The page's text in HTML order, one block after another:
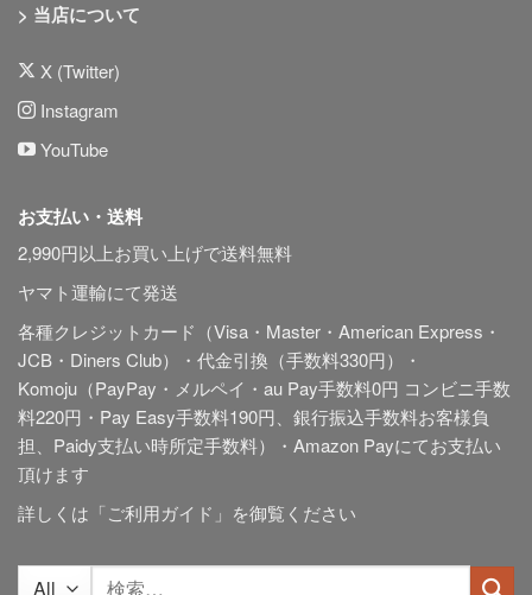
> 当店について
X (Twitter)
Instagram
YouTube
お支払い・送料
2,990円以上お買い上げで送料無料
ヤマト運輸にて発送
各種クレジットカード（Visa・Master・American Express・
JCB・Diners Club）・代金引換（手数料330円）・
Komoju（PayPay・メルペイ・au Pay手数料0円 コンビニ手数
料220円・Pay Easy手数料190円、銀行振込手数料お客様負
担、Paidy支払い時所定手数料）・Amazon Payにてお支払い
頂けます
詳しくは「ご利用ガイド 」を御覧ください